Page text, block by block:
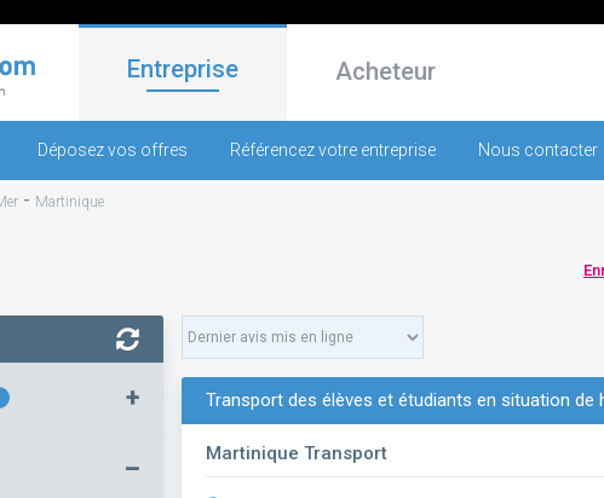
Entreprise Acheteur
Déposez vos offres Référencez votre entreprise Nous contacter
- Martinique
+
–
Transport des élèves et étudiants en situation de
Martinique Transport